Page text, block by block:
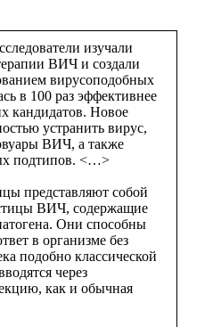
изучали
ВИЧ и создали
вирусоподобных
в 100 раз эффективнее
кандидатов. Новое
устранить вирус,
ВИЧ, а также
подтипов. <…>
представляют собой
ВИЧ, содержащие
Они способны
в организме без
подобно классической
через
как и обычная